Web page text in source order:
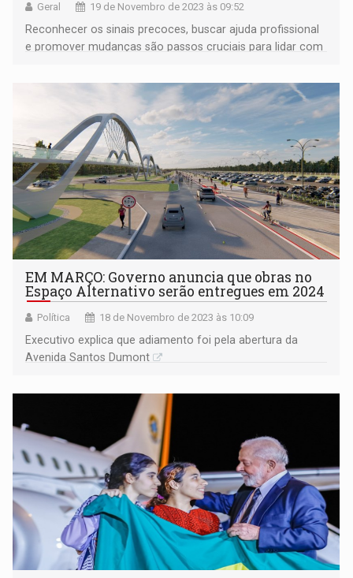
Geral 19 de Novembro de 2023 às 09:52
Reconhecer os sinais precoces, buscar ajuda profissional
e promover mudanças são passos cruciais para lidar com
EM MARÇO: Governo anuncia que obras no
Espaço Alternativo serão entregues em 2024
Política 18 de Novembro de 2023 às 10:09
Executivo explica que adiamento foi pela abertura da
Avenida Santos Dumont